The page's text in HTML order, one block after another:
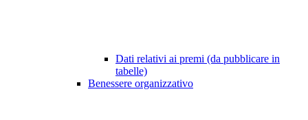
Dati relativi ai premi (da pubblicare in
tabelle)
Benessere organizzativo